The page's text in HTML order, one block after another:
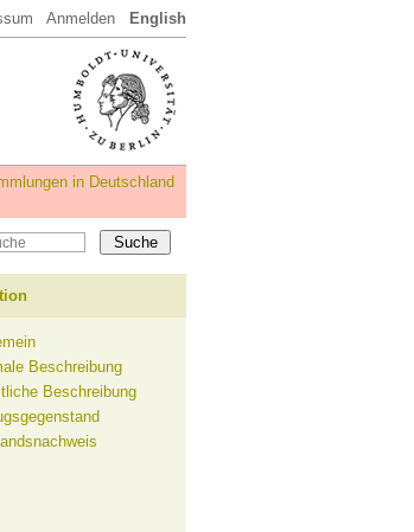
Anmelden English
in Deutschland
Beschreibung
Beschreibung